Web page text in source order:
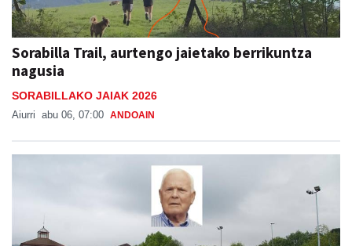
Sorabilla Trail, aurtengo jaietako berrikuntza
nagusia
SORABILLAKO JAIAK 2026
Aiurri abu 06, 07:00 ANDOAIN